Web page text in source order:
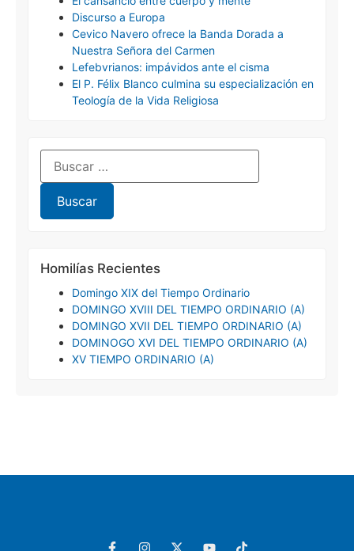
Discurso a Europa
Cevico Navero ofrece la Banda Dorada a
Nuestra Señora del Carmen
Lefebvrianos: impávidos ante el cisma
El P. Félix Blanco culmina su especialización en
Teología de la Vida Religiosa
Homilías Recientes
Domingo XIX del Tiempo Ordinario
DOMINGO XVIII DEL TIEMPO ORDINARIO (A)
DOMINGO XVII DEL TIEMPO ORDINARIO (A)
DOMINOGO XVI DEL TIEMPO ORDINARIO (A)
XV TIEMPO ORDINARIO (A)